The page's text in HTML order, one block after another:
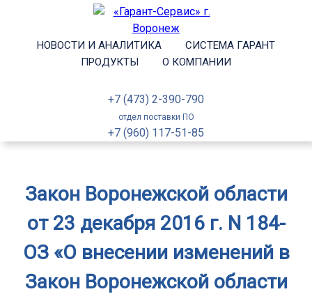
НОВОСТИ И АНАЛИТИКА
СИСТЕМА ГАРАНТ
ПРОДУКТЫ
О КОМПАНИИ
+7 (473) 2-390-790
отдел поставки ПО
+7 (960) 117-51-85
Закон Воронежской области
от 23 декабря 2016 г. N 184-
ОЗ «О внесении изменений в
Закон Воронежской области